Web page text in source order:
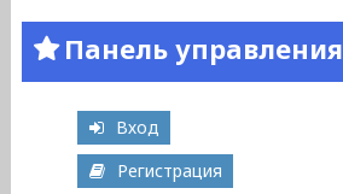
Панель управления
Вход
Регистрация